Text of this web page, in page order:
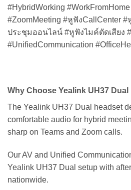
#HybridWorking
#ZoomMeeting #หูฟังCallCenter
ประชุมออนไลน์ #หูฟังไมค์ตัดเสียง
#UnifiedCommunication
Why Choose Yealink UH37 Dual
The Yealink UH37 Dual headset
comfortable audio for hybrid
sharp on Teams and Zoom calls.
Our AV and Unified
Yealink UH37 Dual setup with
nationwide.